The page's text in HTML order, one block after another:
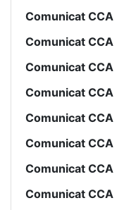
Comunicat CCA
Comunicat CCA
Comunicat CCA
Comunicat CCA
Comunicat CCA
Comunicat CCA
Comunicat CCA
Comunicat CCA